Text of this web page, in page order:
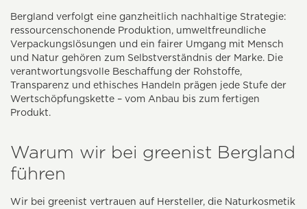
Bergland verfolgt eine ganzheitlich nachhaltige Strategie:
ressourcenschonende Produktion, umweltfreundliche
Verpackungslösungen und ein fairer Umgang mit Mensch
und Natur gehören zum Selbstverständnis der Marke. Die
verantwortungsvolle Beschaffung der Rohstoffe,
Transparenz und ethisches Handeln prägen jede Stufe der
Wertschöpfungskette – vom Anbau bis zum fertigen
Produkt.
Warum wir bei greenist Bergland
führen
Wir bei greenist vertrauen auf Hersteller, die Naturkosmetik